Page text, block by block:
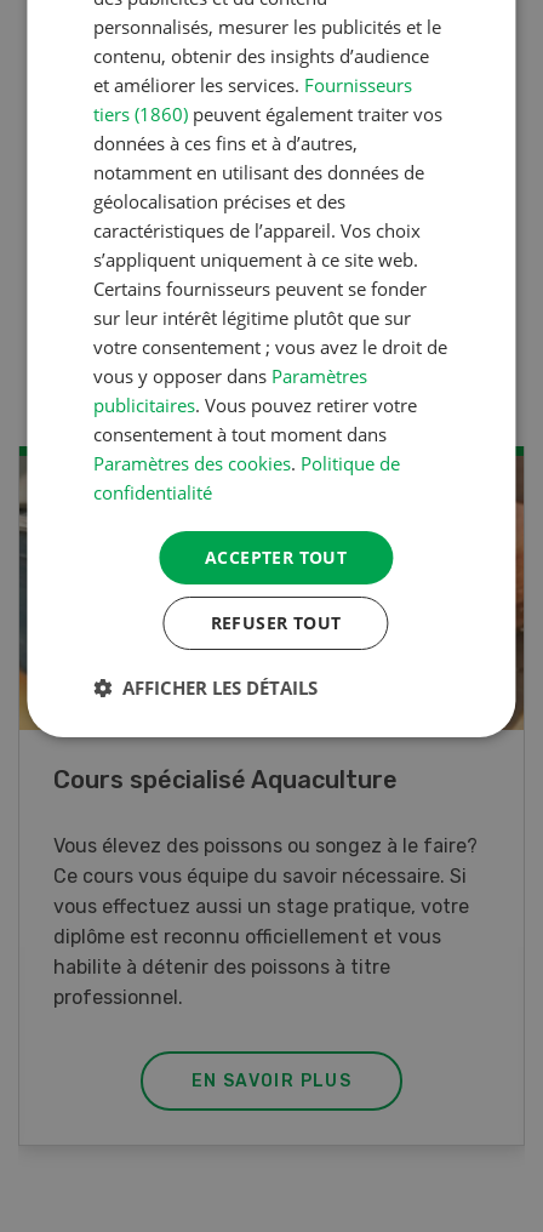
liste de A à Z
Production animale
L’aide du vétérinaire: «Que
faire en cas de diarrhée
chez les chèvres ? »
Production animale
Climat d’étable
AOÛ
23
41e Championnat d’Europe de labour
Championnat d’Europe de labour 2026 en
Suisse.
EN SAVOIR PLUS
personnalisés, mesurer les publicités et le
contenu, obtenir des insights d’audience
et améliorer les services. Fournisseurs
tiers (1860) peuvent également traiter vos
données à ces fins et à d’autres,
notamment en utilisant des données de
géolocalisation précises et des
caractéristiques de l’appareil. Vos choix
s’appliquent uniquement à ce site web.
Certains fournisseurs peuvent se fonder
sur leur intérêt légitime plutôt que sur
votre consentement ; vous avez le droit de
vous y opposer dans Paramètres
publicitaires. Vous pouvez retirer votre
consentement à tout moment dans
Paramètres des cookies. Politique de
confidentialité
ACCEPTER TOUT
REFUSER TOUT
AFFICHER LES DÉTAILS